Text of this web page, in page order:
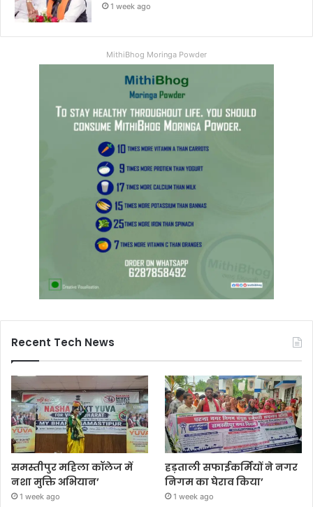
1 week ago
MithiBhog Moringa Powder
Recent Tech News
समस्तीपुर महिला कॉलेज में
नशा मुक्ति अभियान’
1 week ago
हड़ताली सफाईकर्मियों ने नगर
निगम का घेराव किया’
1 week ago